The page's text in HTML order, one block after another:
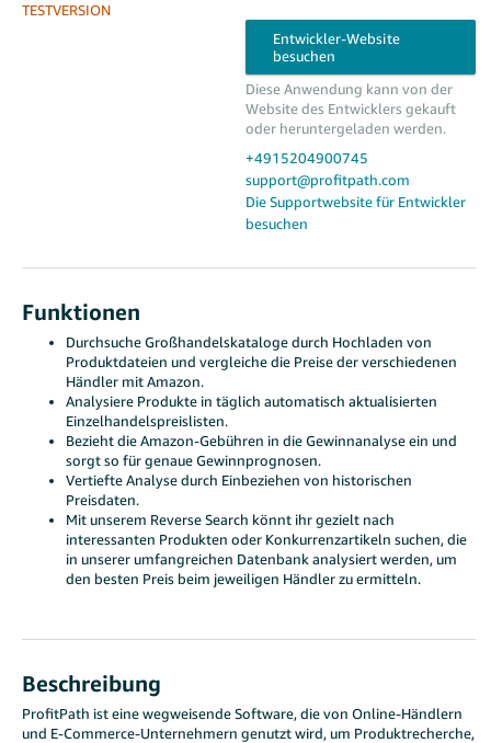
TESTVERSION
Diese Anwendung kann von der
Website des Entwicklers gekauft
oder heruntergeladen werden.
+4915204900745
support@profitpath.com
Die Supportwebsite für Entwickler
besuchen
Funktionen
Durchsuche Großhandelskataloge durch Hochladen von
Produktdateien und vergleiche die Preise der verschiedenen
Händler mit Amazon.
Analysiere Produkte in täglich automatisch aktualisierten
Einzelhandelspreislisten.
Bezieht die Amazon-Gebühren in die Gewinnanalyse ein und
sorgt so für genaue Gewinnprognosen.
Vertiefte Analyse durch Einbeziehen von historischen
Preisdaten.
Mit unserem Reverse Search könnt ihr gezielt nach
interessanten Produkten oder Konkurrenzartikeln suchen, die
in unserer umfangreichen Datenbank analysiert werden, um
den besten Preis beim jeweiligen Händler zu ermitteln.
Beschreibung
ProfitPath ist eine wegweisende Software, die von Online-Händlern
und E-Commerce-Unternehmern genutzt wird, um Produktrecherche,